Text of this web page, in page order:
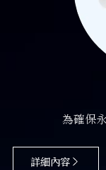
為確保
詳細內容